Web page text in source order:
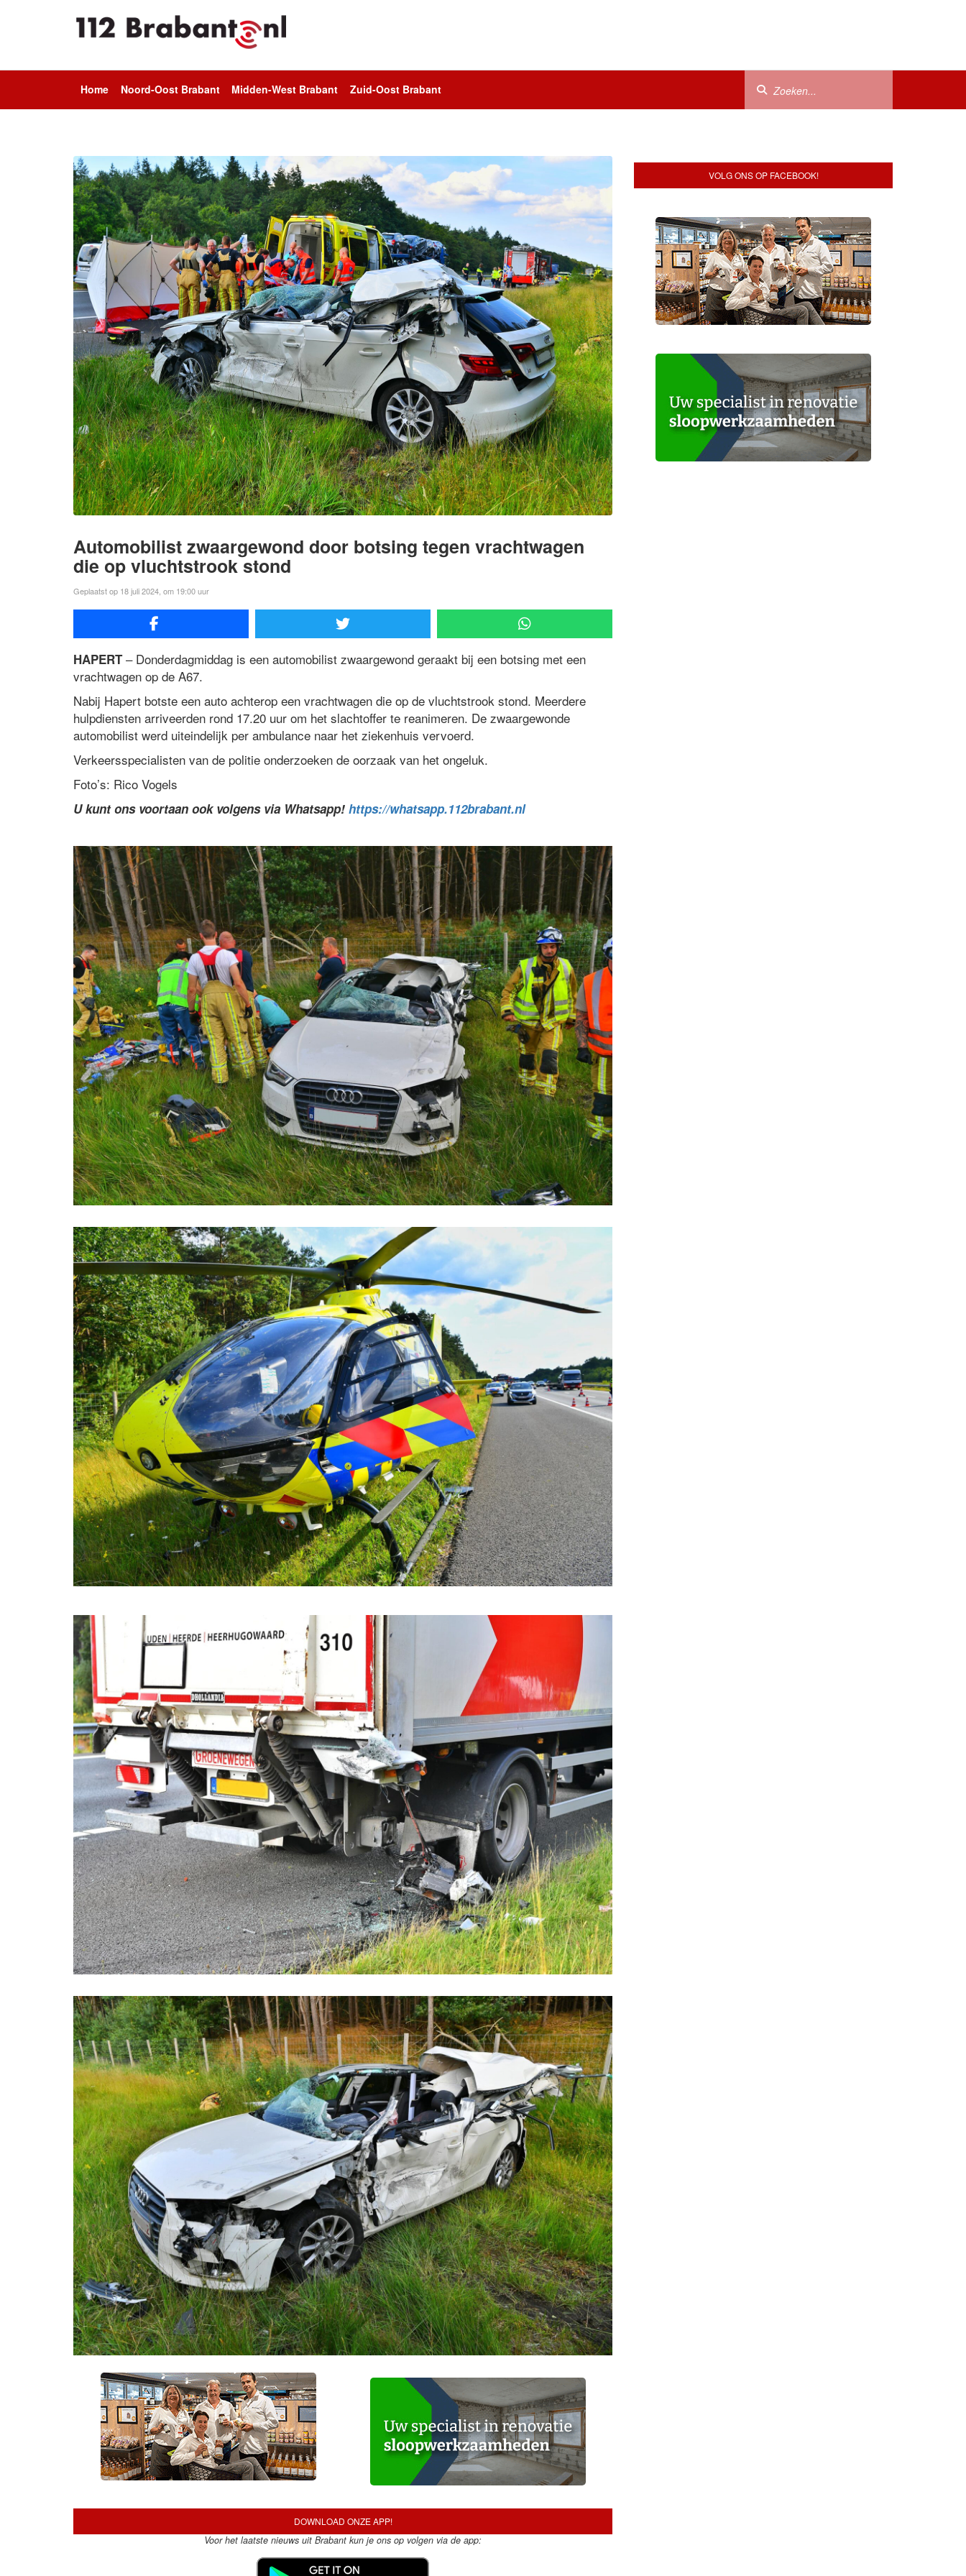
Home Noord-Oost Brabant Midden-West Brabant Zuid-Oost Brabant
Automobilist zwaargewond door botsing tegen vrachtwagen
die op vluchtstrook stond
Geplaatst op 18 juli 2024, om 19:00 uur
HAPERT– Donderdagmiddag is een automobilist zwaargewond geraakt bij een botsing met een
vrachtwagen op de A67.
Nabij Hapert botste een auto achterop een vrachtwagen die op de vluchtstrook stond. Meerdere
hulpdiensten arriveerden rond 17.20 uur om het slachtoffer te reanimeren. De zwaargewonde
automobilist werd uiteindelijk per ambulance naar het ziekenhuis vervoerd.
Verkeersspecialisten van de politie onderzoeken de oorzaak van het ongeluk.
Foto’s: Rico Vogels
U kunt ons voortaan ook volgens via Whatsapp! https://whatsapp.112brabant.nl
DOWNLOAD ONZE APP!
Voor het laatste nieuws uit Brabant kun je ons op volgen via de app:
VOLG ONS OP FACEBOOK!